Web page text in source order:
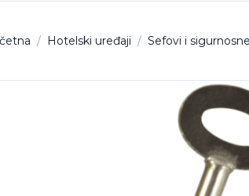
/ Hotelski uređaji / Sefovi i